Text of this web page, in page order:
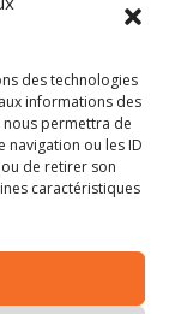
des technologies
informations des
nous permettra de
ou les ID
de retirer son
caractéristiques